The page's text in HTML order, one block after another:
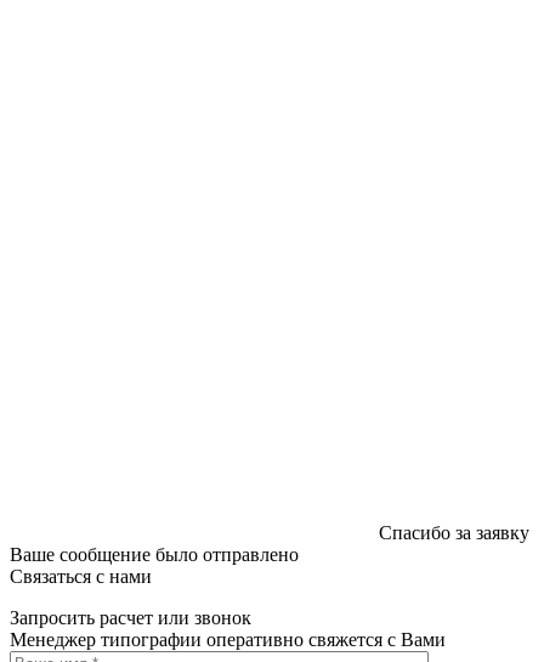
Спасибо за заявку
Ваше сообщение было отправлено
Связаться с нами
Запросить расчет или звонок
Менеджер типографии оперативно свяжется с Вами